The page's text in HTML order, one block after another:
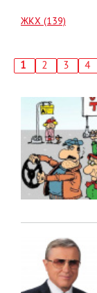
ЖКХ (139)
Текущая
1 Страница
2 3 4